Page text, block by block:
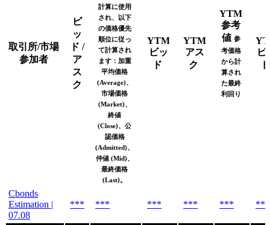
取引所/市場
参加者
ビ
ッ
ド /
ア
ス
ク
計算に使用
され、以下
の価格優先
順位に従っ
て計算され
ます：加重
平均価格
(Average)、
市場価格
(Market)、
終値
(Close)、公
認価格
(Admitted)、
仲値 (Mid)、
最終価格
(Last)。
YTM
ビッ
ド
YTM
アス
ク
YTM
参考
値 参
考価格
から計
算され
た最終
利回り
ビ
ド
Cbonds
Estimation |
07.08
*** *** *** *** *** ***